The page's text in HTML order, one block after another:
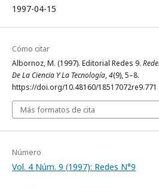
1997-04-15
Cómo citar
Albornoz, M. (1997). Editorial Redes 9.
De La Ciencia Y La Tecnología,4(9), 5–8.
https://doi.org/10.48160/18517072re9.771
Más formatos de cita
Número
Vol. 4 Núm. 9 (1997): Redes N°9